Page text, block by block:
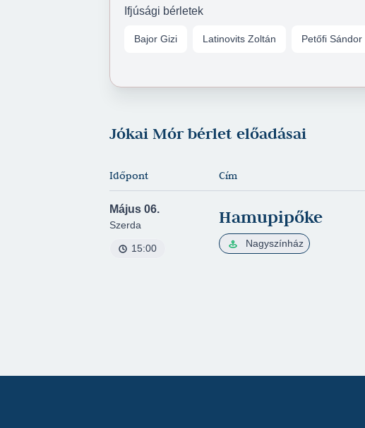
Ifjúsági bérletek
Bajor Gizi Latinovits Zoltán Petőfi Sándor
Jókai Mór bérlet előadásai
Időpont Cím
Május 06.
Szerda
15:00
Hamupipőke
Nagyszínház